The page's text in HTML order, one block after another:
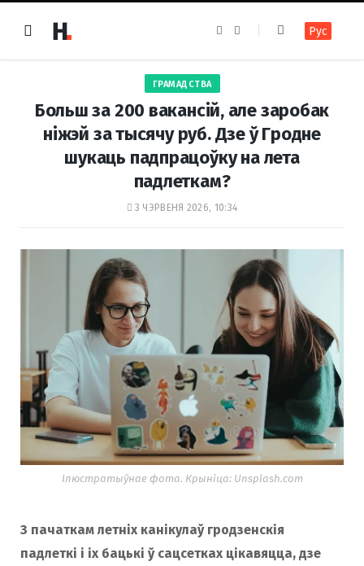
e
t
a
m
Рус
ГРАМАДСТВА
Больш за 200 вакансій, але заробак
ніжэй за тысячу руб. Дзе ў Гродне
шукаць падпрацоўку на лета
падлеткам?
3 ЧЭРВЕНЯ 2026, 10:34
Ілюстратыўнае фота. Крыніца: Unsplash.com
З пачаткам летніх канікулаў гродзенскія
падлеткі і іх бацькі ў сацсетках цікавяцца, дзе